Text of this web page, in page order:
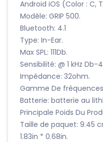
Android iOS (Color : C,
Modèle: GRIP 500.
Bluetooth: 4.1
Type: In-Ear.
Max SPL: 111Db.
Sensibilité: @ 1 kHz Db-
Impédance: 32ohm.
Gamme De
Batterie: batterie au
Principale Poids Du
Taille de paquet: 9.45
1.83in * 0.68in.